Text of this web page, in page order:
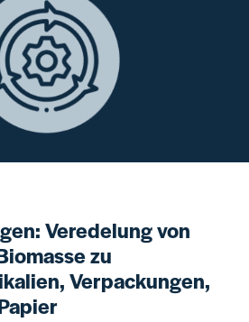
Veredelung von
zu
Verpackungen,